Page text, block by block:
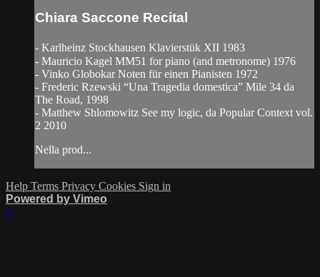
Chiara Saccone Recital
- Karlheinz Stockhausen Klavierstük XII 1983
- Mauricio Kagel MM51 for piano (and metronome) 1976
- Vinko Globokar Noten für einen Pianisten 1972
- Frederic Rzewski “Una Tragedia domestica” Mile 34 da
The Road, 1998
- Matthew Shlomowitz See my logic, da Popular Context vol.
2 2010
Nella prod...
Help Terms Privacy Cookies Sign in
Powered by Vimeo
×